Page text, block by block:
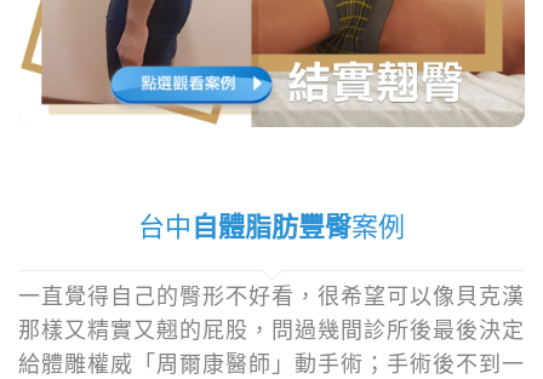
台中自體脂肪豐臀案例
一直覺得自己的臀形不好看，很希望可以像貝克漢
那樣又精實又翹的屁股，問過幾間診所後最後決定
給體雕權威「周爾康醫師」動手術；手術後不到一